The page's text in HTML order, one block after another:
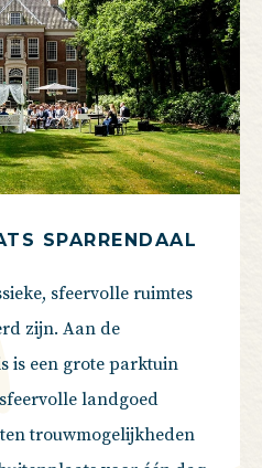
SPARRENDAAL
sfeervolle ruimtes
zijn. Aan de
is een grote parktuin
landgoed
trouwmogelijkheden